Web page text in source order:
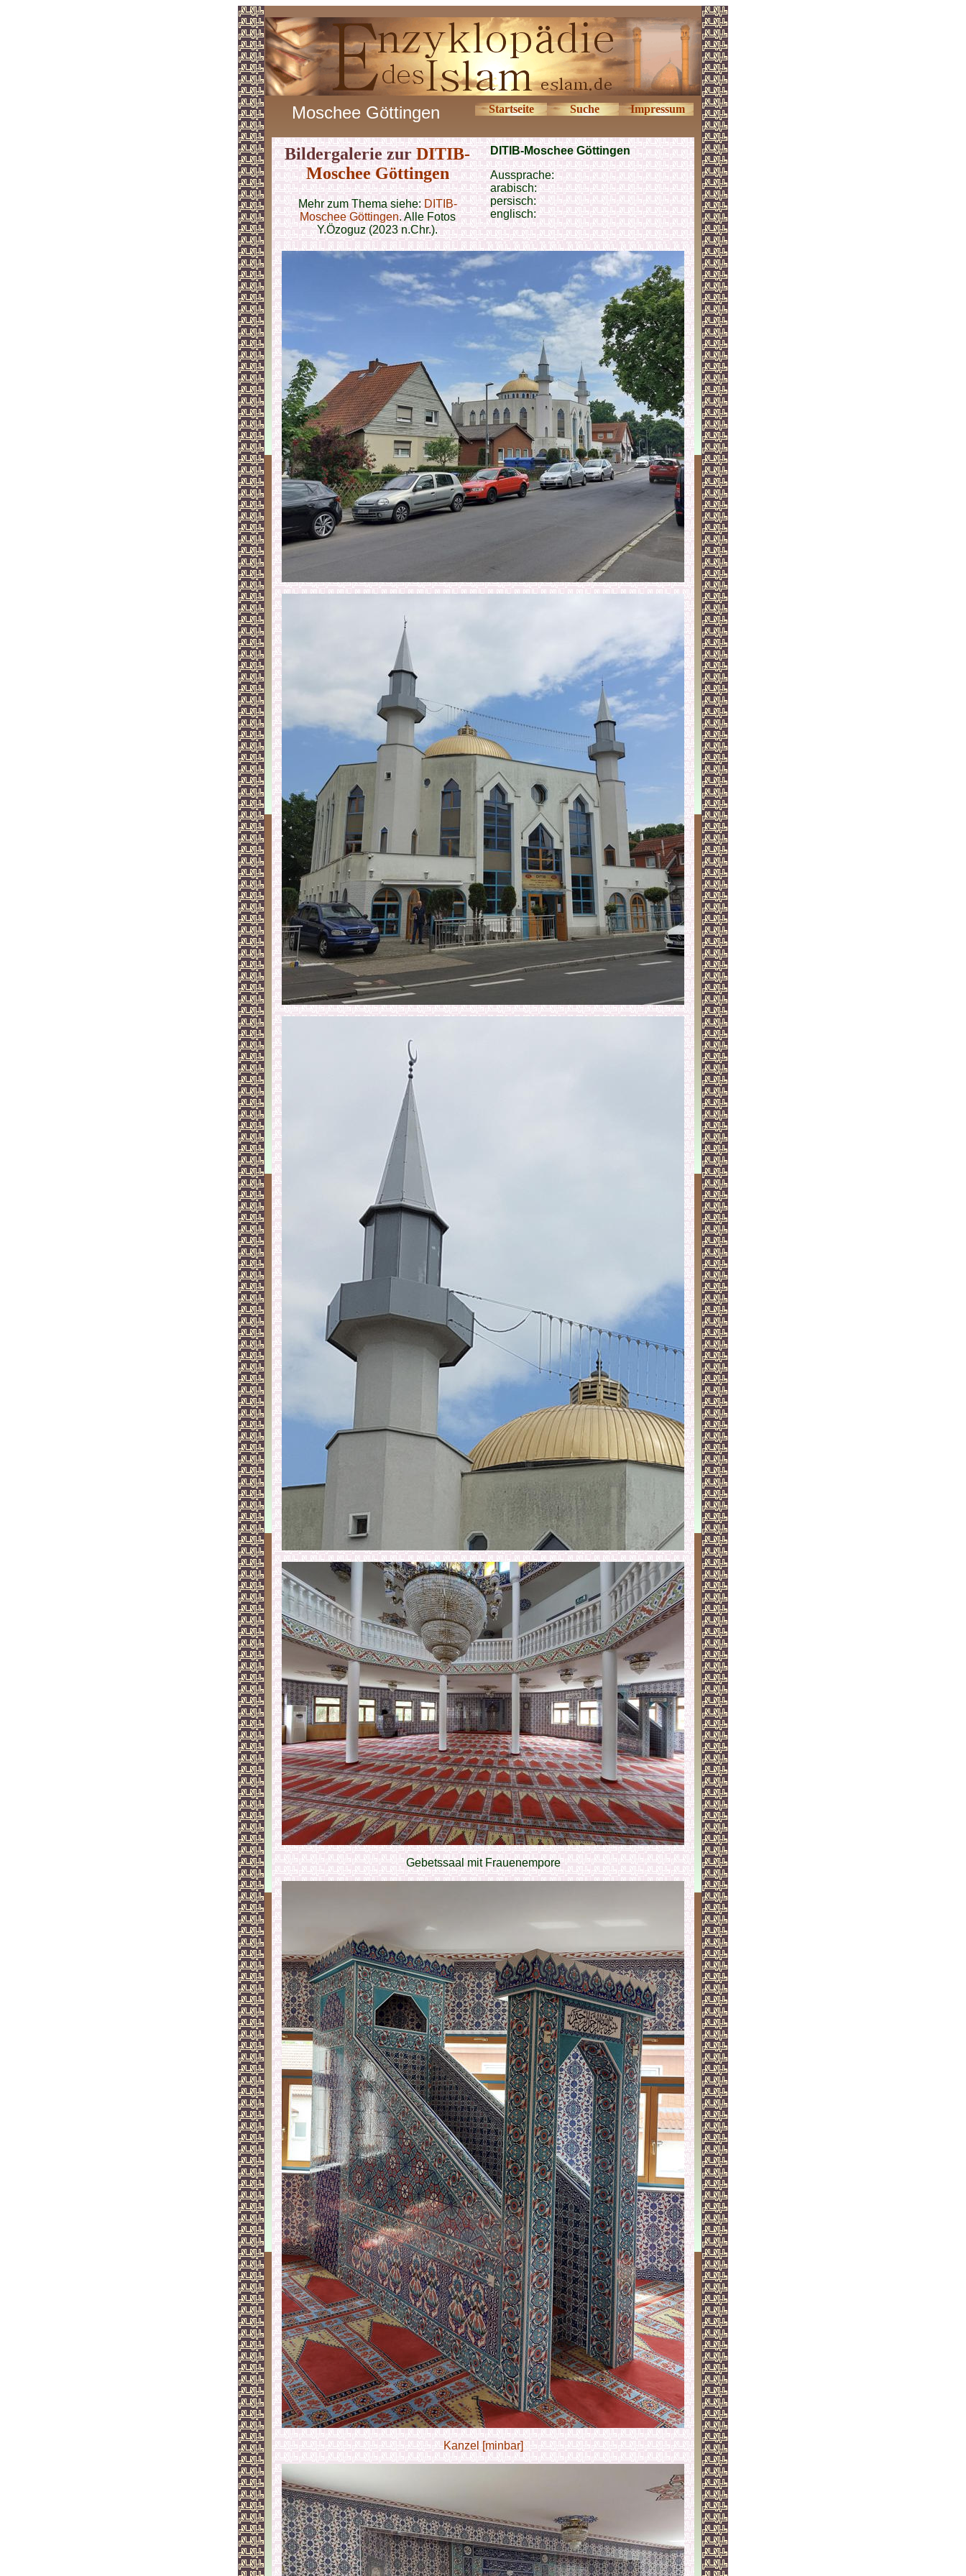
Moschee Göttingen Startseite Suche Impressum
Bildergalerie zurDITIB-
Moschee Göttingen
Mehr zum Thema siehe:DITIB-
Moschee Göttingen. Alle Fotos
Y.Özoguz (2023 n.Chr.).
DITIB-Moschee Göttingen
Aussprache:
arabisch:
persisch:
englisch:
Gebetssaal mit Frauenempore
Kanzel [minbar]